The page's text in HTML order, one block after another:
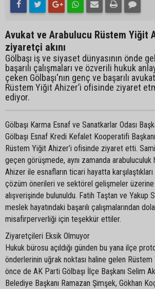
Avukat ve Arabulucu Rüstem Yiğit
ziyaretçi akını
Gölbaşı iş ve siyaset dünyasının önde
başarılı çalışmaları ve özverili hukuk
çeken Gölbaşı'nın genç ve başarılı
Rüstem Yiğit Ahizer’i ofisinde ziyaret
ediyor.
Gölbaşı Karma Esnaf ve Sanatkarlar Odası
Gölbaşı Esnaf Kredi Kefalet Kooperatifi
Rüstem Yiğit Ahizer’i ofisinde ziyaret etti.
geçen görüşmede, aynı zamanda
Ahizer ile esnafların ticari hayatta
çözüm önerileri ve sektörel gelişmeler
alışverişinde bulunuldu. Fatih Taştan ve Yakup
meslek hayatındaki başarılı çalışmalarından
misafirperverliği için teşekkür ettiler.
Ziyaretçileri Eksik Olmuyor
Hukuk bürosu açıldığı günden bu yana ilçe
önderlerinin uğrak noktası haline gelen Rüstem
önce de AK Parti Gölbaşı İlçe Başkanı Selim
Belediye Başkanı Ramazan Şimşek, Gökhan